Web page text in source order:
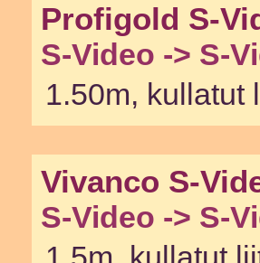
Profigold S-
S-Video -> S-
1.50m, kullatut
Vivanco S-
S-Video -> S-